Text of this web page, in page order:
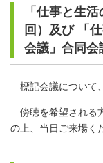
「仕事と生
回）及び 「
会議」合同会
標記会議について
傍聴を希望される
の上、当日ご来場く